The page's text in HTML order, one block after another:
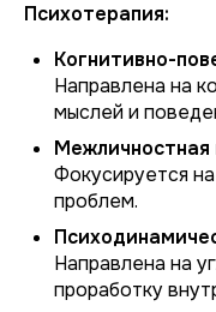
Психотерапия:
Когнитивно-
Направлена на
мыслей и
Межличностная
Фокусируется
проблем.
Направлена на
проработку